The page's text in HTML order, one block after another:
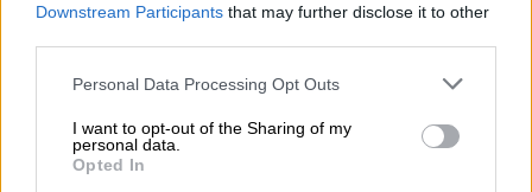
Downstream Participants that may further disclose it to other
Please note that this website/app uses one or more Google
not limited to your visit or usage behaviour. You may click to
grant or deny consent to Google and its third-party tags to
use your data for below specified purposes in below Google
Personal Data Processing Opt Outs
I want to opt-out of the Sharing of my
personal data.
Opted In
Ελλάδα|12.04.2023 15:45